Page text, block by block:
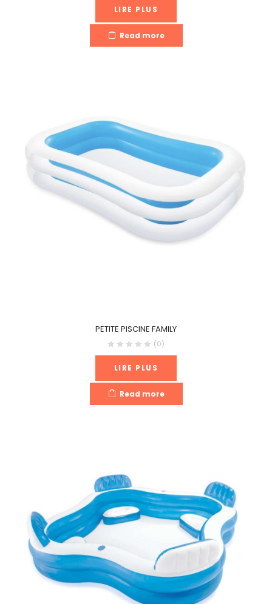
LIRE PLUS
Read more
PETITE PISCINE FAMILY
(0)
LIRE PLUS
Read more